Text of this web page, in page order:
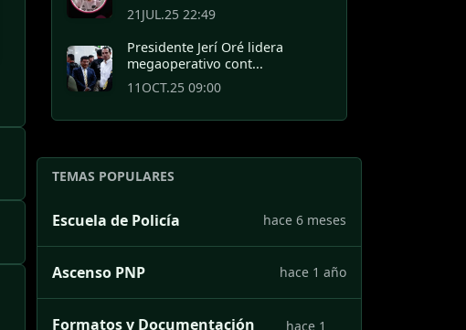
21JUL.25 22:49
Presidente Jerí Oré lidera
megaoperativo cont...
11OCT.25 09:00
TEMAS POPULARES
Escuela de Policía hace 6 meses
Ascenso PNP hace 1 año
Formatos y Documentación
hace 1